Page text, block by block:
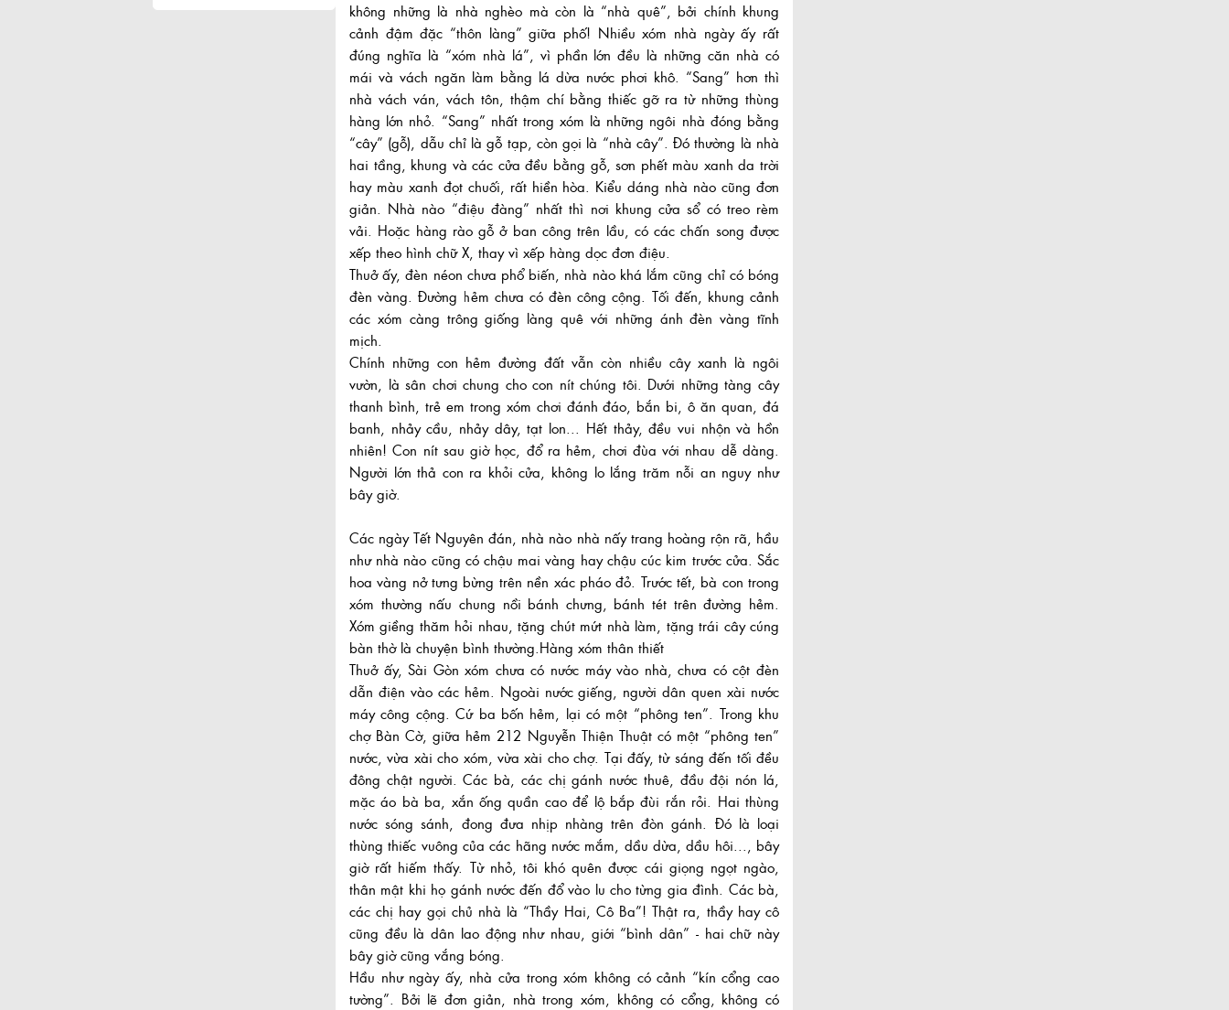
không những là nhà nghèo mà còn là “nhà quê”, bởi chính khung
cảnh đậm đặc “thôn làng” giữa phố! Nhiều xóm nhà ngày ấy rất
đúng nghĩa là “xóm nhà lá”, vì phần lớn đều là những căn nhà có
mái và vách ngăn làm bằng lá dừa nước phơi khô. “Sang” hơn thì
nhà vách ván, vách tôn, thậm chí bằng thiếc gỡ ra từ những thùng
hàng lớn nhỏ. “Sang” nhất trong xóm là những ngôi nhà đóng bằng
“cây” (gỗ), dẫu chỉ là gỗ tạp, còn gọi là “nhà cây”. Đó thường là nhà
hai tầng, khung và các cửa đều bằng gỗ, sơn phết màu xanh da trời
hay màu xanh đọt chuối, rất hiền hòa. Kiểu dáng nhà nào cũng đơn
giản. Nhà nào “điệu đàng” nhất thì nơi khung cửa sổ có treo rèm
vải. Hoặc hàng rào gỗ ở ban công trên lầu, có các chấn song được
xếp theo hình chữ X, thay vì xếp hàng dọc đơn điệu.
Thuở ấy, đèn néon chưa phổ biến, nhà nào khá lắm cũng chỉ có bóng
đèn vàng. Đường hẻm chưa có đèn công cộng. Tối đến, khung cảnh
các xóm càng trông giống làng quê với những ánh đèn vàng tĩnh
mịch.
Chính những con hẻm đường đất vẫn còn nhiều cây xanh là ngôi
vườn, là sân chơi chung cho con nít chúng tôi. Dưới những tàng cây
thanh bình, trẻ em trong xóm chơi đánh đáo, bắn bi, ô ăn quan, đá
banh, nhảy cầu, nhảy dây, tạt lon... Hết thảy, đều vui nhộn và hồn
nhiên! Con nít sau giờ học, đổ ra hẻm, chơi đùa với nhau dễ dàng.
Người lớn thả con ra khỏi cửa, không lo lắng trăm nỗi an nguy như
bây giờ.
Các ngày Tết Nguyên đán, nhà nào nhà nấy trang hoàng rộn rã, hầu
như nhà nào cũng có chậu mai vàng hay chậu cúc kim trước cửa. Sắc
hoa vàng nở tưng bừng trên nền xác pháo đỏ. Trước tết, bà con trong
xóm thường nấu chung nồi bánh chưng, bánh tét trên đường hẻm.
Xóm giềng thăm hỏi nhau, tặng chút mứt nhà làm, tặng trái cây cúng
bàn thờ là chuyện bình thường.Hàng xóm thân thiết
Thuở ấy, Sài Gòn xóm chưa có nước máy vào nhà, chưa có cột đèn
dẫn điện vào các hẻm. Ngoài nước giếng, người dân quen xài nước
máy công cộng. Cứ ba bốn hẻm, lại có một “phông ten”. Trong khu
chợ Bàn Cờ, giữa hẻm 212 Nguyễn Thiện Thuật có một “phông ten”
nước, vừa xài cho xóm, vừa xài cho chợ. Tại đấy, từ sáng đến tối đều
đông chật người. Các bà, các chị gánh nước thuê, đầu đội nón lá,
mặc áo bà ba, xắn ống quần cao để lộ bắp đùi rắn rỏi. Hai thùng
nước sóng sánh, đong đưa nhịp nhàng trên đòn gánh. Đó là loại
thùng thiếc vuông của các hãng nước mắm, dầu dừa, dầu hôi..., bây
giờ rất hiếm thấy. Từ nhỏ, tôi khó quên được cái giọng ngọt ngào,
thân mật khi họ gánh nước đến đổ vào lu cho từng gia đình. Các bà,
các chị hay gọi chủ nhà là “Thầy Hai, Cô Ba”! Thật ra, thầy hay cô
cũng đều là dân lao động như nhau, giới “bình dân” - hai chữ này
bây giờ cũng vắng bóng.
Hầu như ngày ấy, nhà cửa trong xóm không có cảnh “kín cổng cao
tường”. Bởi lẽ đơn giản, nhà trong xóm, không có cổng, không có